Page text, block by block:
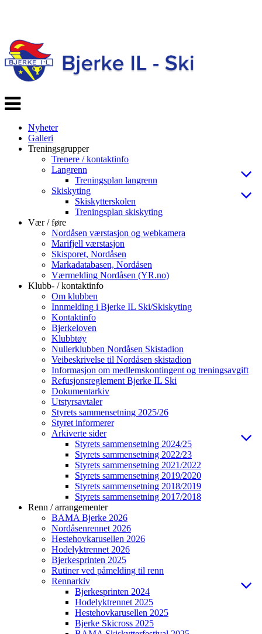
Veksle
navigasjon
Nyheter
Galleri
Treningsgrupper
Trenere / kontaktinfo
Langrenn
Treningsplan langrenn
Skiskyting
Skiskytterskolen
Treningsplan skiskyting
Vær / føre
Nordåsen værstasjon og webkamera
Marifjell værstasjon
Skisporet, Nordåsen
Markadatabasen, Nordåsen
Værmelding Nordåsen (YR.no)
Klubb- / kontaktinfo
Om klubben
Innmelding i Bjerke IL Ski/Skiskyting
Kontaktinfo
Bjerkeloven
Klubbtøy
Nullerklubben Nordåsen Skistadion
Veibeskrivelse til Nordåsen skistadion
Informasjon om medlemskontingent og treningsavgift
Refusjonsreglement Bjerke IL Ski
Dokumentarkiv
Utstyrsavtaler
Styrets sammensetning 2025/26
Styret informerer
Arkiverte sider
Styrets sammensetning 2024/25
Styrets sammensetning 2022/23
Styrets sammensetning 2021/2022
Styrets sammensetning 2019/2020
Styrets sammensetning 2018/2019
Styrets sammensetning 2017/2018
Renn / arrangementer
BAMA Bjerke 2026
Nordåsenrennet 2026
Hestehovkarusellen 2026
Hodelyktrennet 2026
Bjerkesprinten 2025
Rutiner ved påmelding til renn
Rennarkiv
Bjerkesprinten 2024
Hodelyktrennet 2025
Hestehovkarusellen 2025
Bjerke Skicross 2025